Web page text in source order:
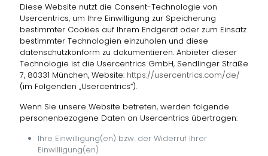
Diese Website nutzt die Consent-Technologie von
Usercentrics, um Ihre Einwilligung zur Speicherung
bestimmter Cookies auf Ihrem Endgerät oder zum Einsatz
bestimmter Technologien einzuholen und diese
datenschutzkonform zu dokumentieren. Anbieter dieser
Technologie ist die Usercentrics GmbH, Sendlinger Straße
7, 80331 München, Website: https://usercentrics.com/de/
(im Folgenden „Usercentrics“).
Wenn Sie unsere Website betreten, werden folgende
personenbezogene Daten an Usercentrics übertragen:
Ihre Einwilligung(en) bzw. der Widerruf Ihrer
Einwilligung(en)